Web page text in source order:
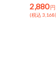
自動注
自動注
飲料特定原
2,880 円
(税込 3,168